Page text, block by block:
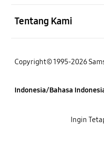
Tentang Kami
Copyright© 1995-2026
Indonesia/Bahasa
Ingin